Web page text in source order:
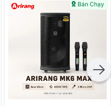
Bán Chạy